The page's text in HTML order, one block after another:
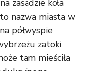
zasadzie koła
nazwa miasta w
półwyspie
zatoki
tam mieściła